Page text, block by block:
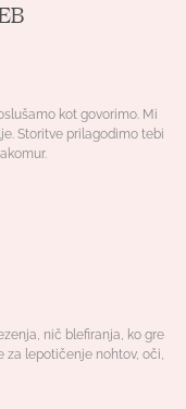
kot govorimo. Mi
Storitve prilagodimo tebi
nič blefiranja, ko gre
za lepotičenje nohtov, oči,